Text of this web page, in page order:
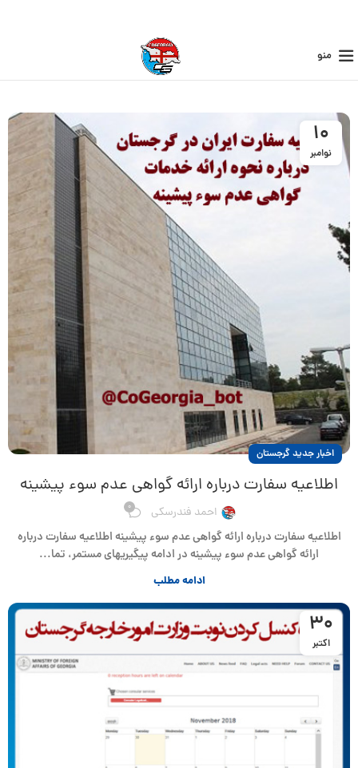
منو
10
نوامبر
اخبار جدید گرجستان
اطلاعیه سفارت درباره ارائه گواهی عدم سوء پیشینه
احمد فندرسکی 0
اطلاعیه سفارت درباره ارائه گواهی عدم سوء پیشینه اطلاعیه سفارت درباره
ارائه گواهی عدم سوء پیشینه در ادامه پیگیریهای مستمر، تما...
ادامه مطلب
30
اکتبر